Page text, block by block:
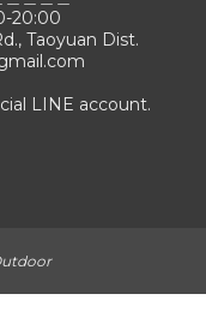
20:00
Taoyuan Dist.
LINE account.